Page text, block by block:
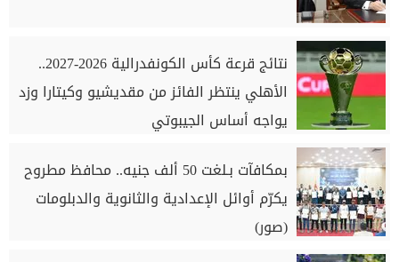
نتائج قرعة كأس الكونفدرالية 2026-2027..
الأهلي ينتظر الفائز من مقديشيو وكيتارا وزد
يواجه أساس الجيبوتي
بمكافآت بـلغت 50 ألف جنيه.. محافظ مطروح
يكرّم أوائل الإعدادية والثانوية والدبلومات
(صور)